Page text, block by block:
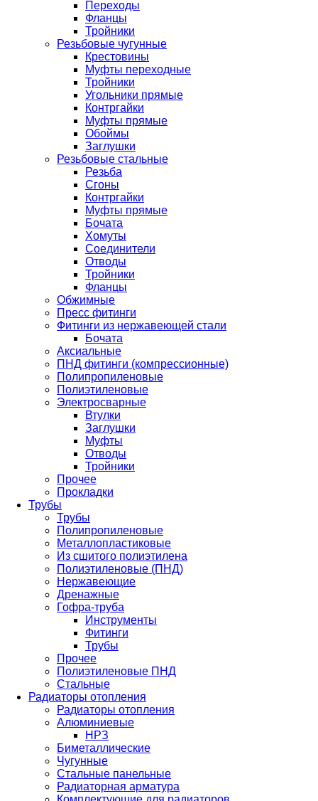
Переходы
Фланцы
Тройники
Резьбовые чугунные
Крестовины
Муфты переходные
Тройники
Угольники прямые
Контргайки
Муфты прямые
Обоймы
Заглушки
Резьбовые стальные
Резьба
Сгоны
Контргайки
Муфты прямые
Бочата
Хомуты
Соединители
Отводы
Тройники
Фланцы
Обжимные
Пресс фитинги
Фитинги из нержавеющей стали
Бочата
Аксиальные
ПНД фитинги (компрессионные)
Полипропиленовые
Полиэтиленовые
Электросварные
Втулки
Заглушки
Муфты
Отводы
Тройники
Прочее
Прокладки
Трубы
Трубы
Полипропиленовые
Металлопластиковые
Из сшитого полиэтилена
Полиэтиленовые (ПНД)
Нержавеющие
Дренажные
Гофра-труба
Инструменты
Фитинги
Трубы
Прочее
Полиэтиленовые ПНД
Стальные
Радиаторы отопления
Радиаторы отопления
Алюминиевые
НРЗ
Биметаллические
Чугунные
Стальные панельные
Радиаторная арматура